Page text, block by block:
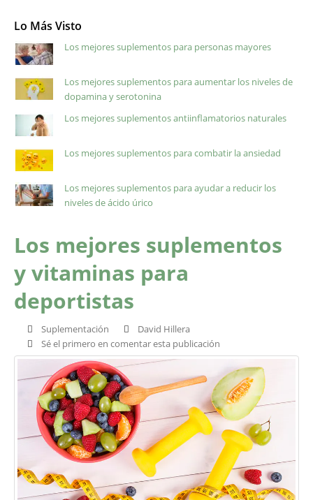
Lo Más Visto
Los mejores suplementos para personas mayores
Los mejores suplementos para aumentar los niveles de
dopamina y serotonina
Los mejores suplementos antiinflamatorios naturales
Los mejores suplementos para combatir la ansiedad
Los mejores suplementos para ayudar a reducir los
niveles de ácido úrico
Los mejores suplementos
y vitaminas para
deportistas
Suplementación
David Hillera
Sé el primero en comentar esta publicación